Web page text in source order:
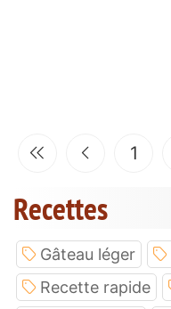
1
Recettes
Gâteau léger
Recette rapide